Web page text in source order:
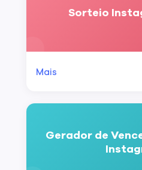
Sorteio
Mais
Gerador de